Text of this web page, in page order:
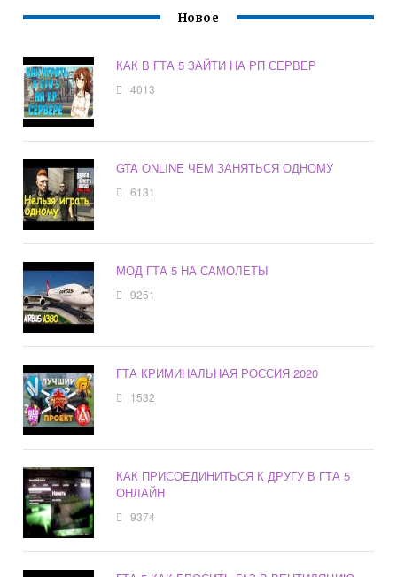
Новое
КАК В ГТА 5 ЗАЙТИ НА РП СЕРВЕР
4013
GTA ONLINE ЧЕМ ЗАНЯТЬСЯ ОДНОМУ
6131
МОД ГТА 5 НА САМОЛЕТЫ
9251
ГТА КРИМИНАЛЬНАЯ РОССИЯ 2020
1532
КАК ПРИСОЕДИНИТЬСЯ К ДРУГУ В ГТА 5
ОНЛАЙН
9374